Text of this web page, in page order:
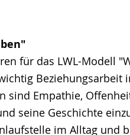
für das LWL-Modell
Beziehungsarbeit
sind Empathie,
seine Geschichte
im Alltag und